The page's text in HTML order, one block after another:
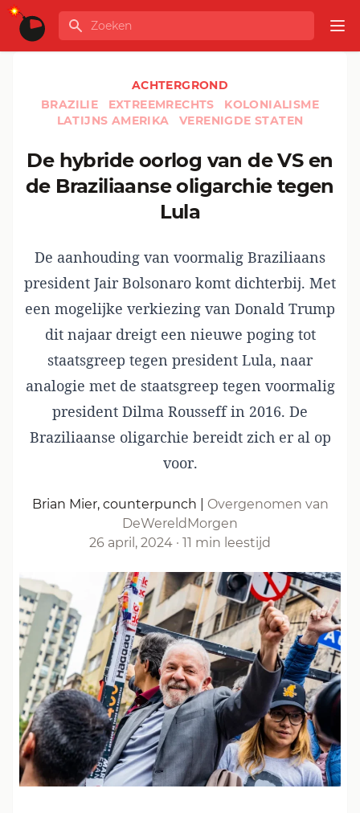
Ga naar de inhoud
GLOBALINFO
Zoeken
ACHTERGROND
BRAZILIE
EXTREEMRECHTS
KOLONIALISME
LATIJNS AMERIKA
VERENIGDE STATEN
De hybride oorlog van de VS en
de Braziliaanse oligarchie tegen
Lula
De aanhouding van voormalig Braziliaans
president Jair Bolsonaro komt dichterbij. Met
een mogelijke verkiezing van Donald Trump
dit najaar dreigt een nieuwe poging tot
staatsgreep tegen president Lula, naar
analogie met de staatsgreep tegen voormalig
president Dilma Rousseff in 2016. De
Braziliaanse oligarchie bereidt zich er al op
voor.
Brian Mier, counterpunch
Overgenomen van
DeWereldMorgen
26 april, 2024 · 11 min leestijd